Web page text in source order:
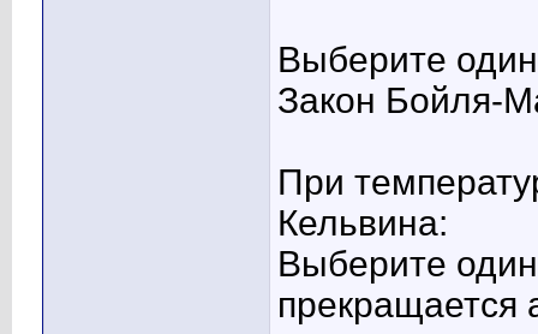
Выберите
Закон Бойля-
При
Кельвина:
Выберите
прекращается